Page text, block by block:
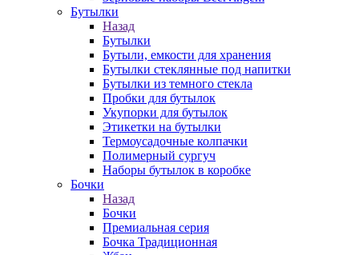
Бутылки
Назад
Бутылки
Бутыли, емкости для хранения
Бутылки стеклянные под напитки
Бутылки из темного стекла
Пробки для бутылок
Укупорки для бутылок
Этикетки на бутылки
Термоусадочные колпачки
Полимерный сургуч
Наборы бутылок в коробке
Бочки
Назад
Бочки
Премиальная серия
Бочка Традиционная